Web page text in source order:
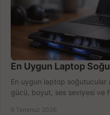
En Uygun Laptop
En uygun laptop soğutucular
gücü, boyut, ses seviyesi ve
6 Temmuz 2026